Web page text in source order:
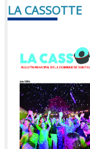
LA CASSOTTE